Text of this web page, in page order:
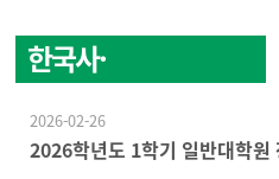
한국사·
2026-02-26
2026학년도 1학기 일반대학원